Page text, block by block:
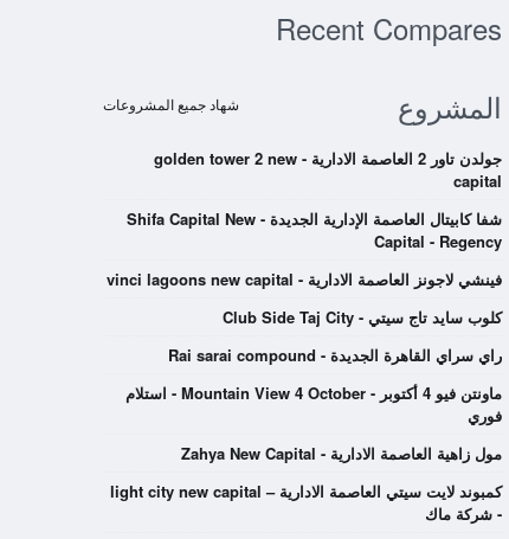
Recent Compares
المشروع
شهاد جميع المشروعات
جولدن تاور 2 العاصمة الادارية - golden tower 2 new
capital
شفا كابيتال العاصمة الإدارية الجديدة - Shifa Capital New
Capital - Regency
فينشي لاجونز العاصمة الادارية - vinci lagoons new capital
كلوب سايد تاج سيتي - Club Side Taj City
راي سراي القاهرة الجديدة - Rai sarai compound
ماونتن فيو 4 أكتوبر - Mountain View 4 October - استلام
فوري
مول زاهية العاصمة الادارية - Zahya New Capital
كمبوند لايت سيتي العاصمة الادارية – light city new capital
- شركة ماك